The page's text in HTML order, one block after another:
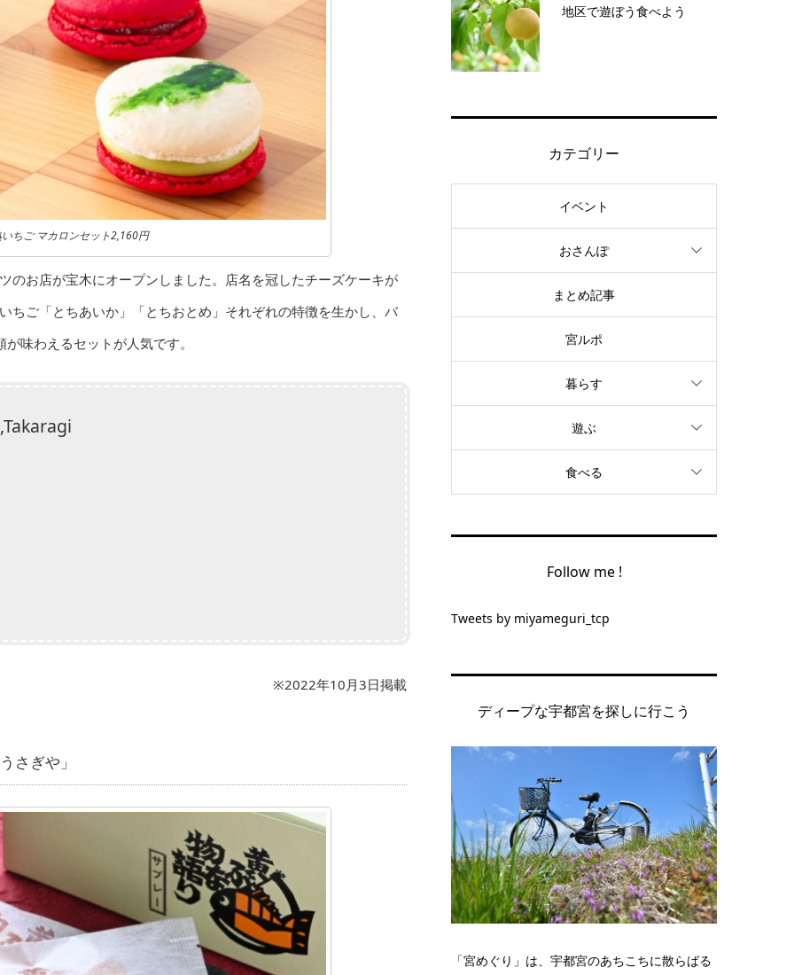
ちご マカロンセット2,160円
お店が宝木にオープンしました。店名を冠したチーズケーキが
ちご「とちあいか」「とちおとめ」それぞれの特徴を生かし、バ
味わえるセットが人気です。
※2022年10月3日掲載
さぎや」
地区で遊ぼう食べよう
カテゴリー
イベント
おさんぽ
まとめ記事
宮ルポ
暮らす
遊ぶ
食べる
Follow me !
Tweets by miyameguri_tcp
ディープな宇都宮を探しに行こう
「宮めぐり」は、宇都宮のあちこちに散らばる